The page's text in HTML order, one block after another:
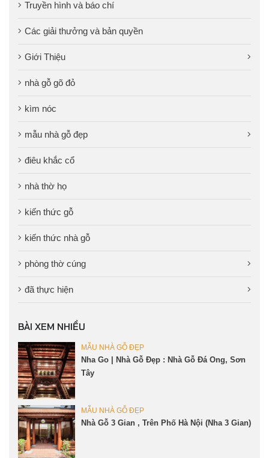
Truyền hình và báo chí
Các giải thưởng và bản quyền
Giới Thiệu
nhà gỗ gõ đỏ
kìm nóc
mẫu nhà gỗ đẹp
điêu khắc cổ
nhà thờ họ
kiến thức gỗ
kiến thức nhà gỗ
phòng thờ cúng
đã thực hiện
BÀI XEM NHIỀU
MẪU NHÀ GỖ ĐẸP
Nha Go | Nhà Gỗ Đẹp : Nhà Gỗ Đá Ong, Sơn
Tây
MẪU NHÀ GỖ ĐẸP
Nhà Gỗ 3 Gian , Trên Phố Hà Nội (Nha 3 Gian)